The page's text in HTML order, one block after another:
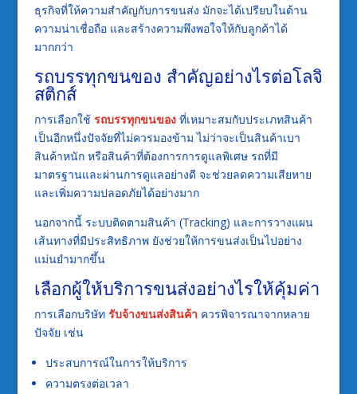
ธุรกิจที่ให้ความสำคัญกับการขนส่ง มักจะได้เปรียบในด้าน
ความน่าเชื่อถือ และสร้างความพึงพอใจให้กับลูกค้าได้
มากกว่า
รถบรรทุกขนของ สำคัญอย่างไรต่อโลจิ
สติกส์
การเลือกใช้ รถบรรทุกขนของที่เหมาะสมกับประเภทสินค้า
เป็นอีกหนึ่งปัจจัยที่ไม่ควรมองข้าม ไม่ว่าจะเป็นสินค้าเบา
สินค้าหนัก หรือสินค้าที่ต้องการการดูแลพิเศษ รถที่มี
มาตรฐานและผ่านการดูแลอย่างดี จะช่วยลดความเสียหาย
และเพิ่มความปลอดภัยได้อย่างมาก
นอกจากนี้ ระบบติดตามสินค้า (Tracking) และการวางแผน
เส้นทางที่มีประสิทธิภาพ ยังช่วยให้การขนส่งเป็นไปอย่าง
แม่นยำมากขึ้น
เลือกผู้ให้บริการขนส่งอย่างไรให้คุ้มค่า
การเลือกบริษัท รับจ้างขนส่งสินค้า ควรพิจารณาจากหลาย
ปัจจัย เช่น
ประสบการณ์ในการให้บริการ
ความตรงต่อเวลา